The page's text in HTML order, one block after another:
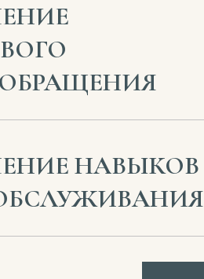
НАВЫКОВ